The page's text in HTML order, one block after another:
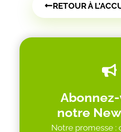
RETOUR À
notre
Notre promesse :